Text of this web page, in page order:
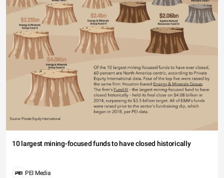
10 largest mining-focused funds to have closed historically
PEI Media